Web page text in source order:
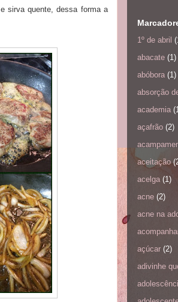
sirva quente, dessa forma a
1º de abril
abacate (1)
abóbora (1)
absorção
academia
açafrão (2)
aceitação
acelga (1)
acne (2)
acne na
açúcar (2)
adivinhe